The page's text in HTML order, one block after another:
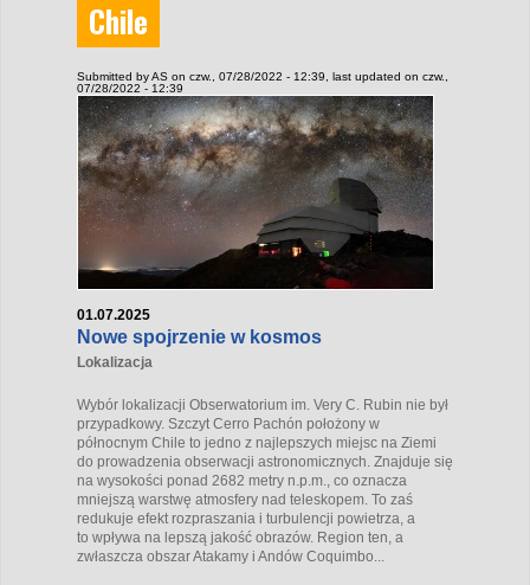
Chile
Submitted byAS on czw., 07/28/2022 - 12:39 , last updated on czw.,
07/28/2022 - 12:39
01.07.2025
Nowe spojrzenie w kosmos
Lokalizacja
Wybór lokalizacji Obserwatorium im. Very C. Rubin nie był
przypadkowy. Szczyt Cerro Pachón położony w
północnym Chile to jedno z najlepszych miejsc na Ziemi
do prowadzenia obserwacji astronomicznych. Znajduje się
na wysokości ponad 2682 metry n.p.m., co oznacza
mniejszą warstwę atmosfery nad teleskopem. To zaś
redukuje efekt rozpraszania i turbulencji powietrza, a
to wpływa na lepszą jakość obrazów. Region ten, a
zwłaszcza obszar Atakamy i Andów Coquimbo...